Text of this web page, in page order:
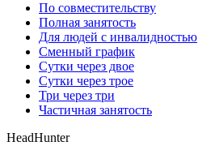
По совместительству
Полная занятость
Для людей с инвалидностью
Сменный график
Сутки через двое
Сутки через трое
Три через три
Частичная занятость
HeadHunter